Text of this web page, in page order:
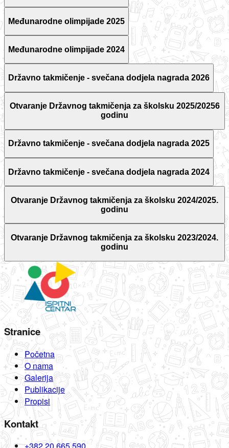
Međunarodne olimpijade 2025
Međunarodne olimpijade 2024
Državno takmičenje - svečana dodjela nagrada 2026
Otvaranje Državnog takmičenja za školsku 2025/20256
godinu
Državno takmičenje - svečana dodjela nagrada 2025
Državno takmičenje - svečana dodjela nagrada 2024
Otvaranje Državnog takmičenja za školsku 2024/2025.
godinu
Otvaranje Državnog takmičenja za školsku 2023/2024.
godinu
Stranice
Početna
O nama
Galerija
Publikacije
Propisi
Kontakt